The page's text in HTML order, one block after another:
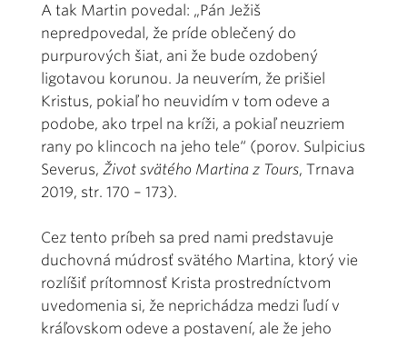
A tak Martin povedal: „Pán Ježiš
nepredpovedal, že príde oblečený do
purpurových šiat, ani že bude ozdobený
ligotavou korunou. Ja neuverím, že prišiel
Kristus, pokiaľ ho neuvidím v tom odeve a
podobe, ako trpel na kríži, a pokiaľ neuzriem
rany po klincoch na jeho tele“ (porov. Sulpicius
Severus, Život svätého Martina z Tours, Trnava
2019, str. 170 – 173).
Cez tento príbeh sa pred nami predstavuje
duchovná múdrosť svätého Martina, ktorý vie
rozlíšiť prítomnosť Krista prostredníctvom
uvedomenia si, že neprichádza medzi ľudí v
kráľovskom odeve a postavení, ale že jeho